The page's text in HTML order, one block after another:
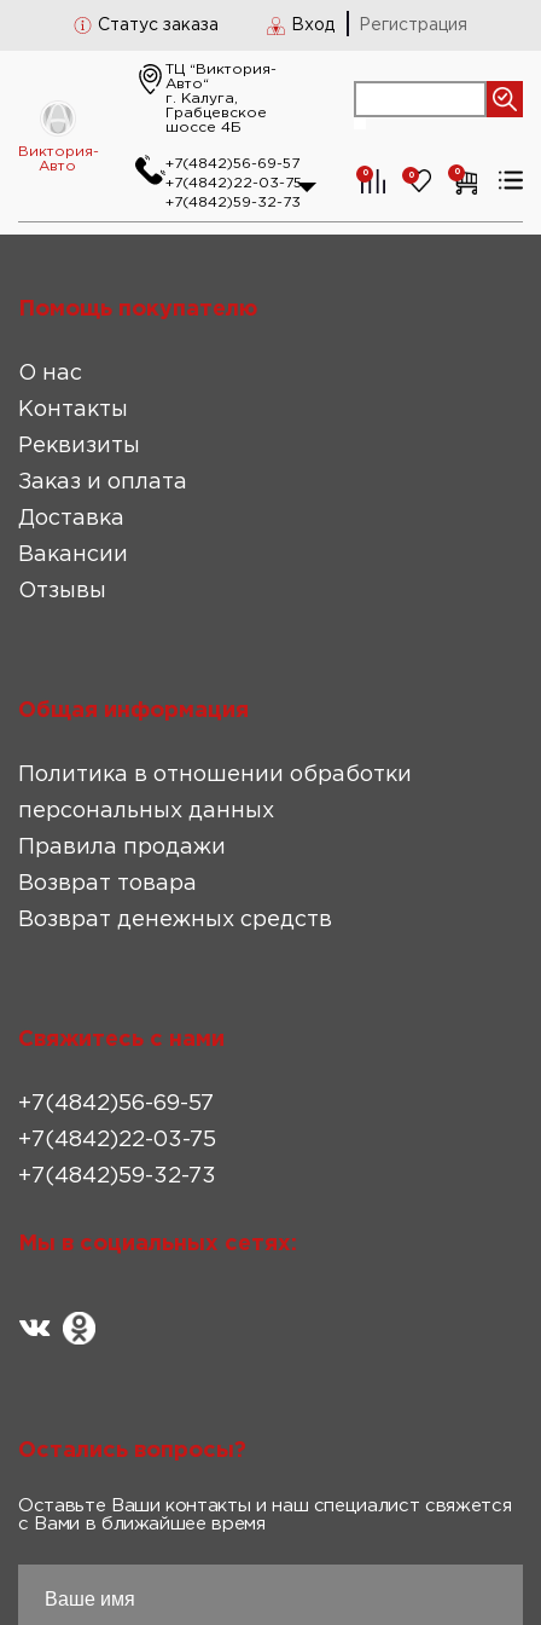
Статус заказа Вход Регистрация
Виктория-
Авто
ТЦ “Виктория-
Авто“
г. Калуга,
Грабцевское
шоссе 4Б
+7(4842)56-69-57
+7(4842)22-03-75
+7(4842)59-32-73
0 0 0
Помощь покупателю
О нас
Контакты
Реквизиты
Заказ и оплата
Доставка
Вакансии
Отзывы
Общая информация
Политика в отношении обработки
персональных данных
Правила продажи
Возврат товара
Возврат денежных средств
Свяжитесь с нами
+7(4842)56-69-57
+7(4842)22-03-75
+7(4842)59-32-73
Мы в социальных сетях:
Остались вопросы?
Оставьте Ваши контакты и наш специалист свяжется
с Вами в ближайшее время